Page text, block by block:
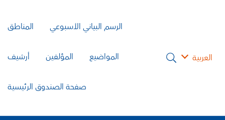
العربية
الرسم البياني الأسبوعي المناطق
المواضيع المؤلفين أرشيف
صفحة الصندوق الرئيسية